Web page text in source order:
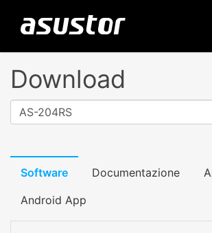
Download
AS-204RS
Software Documentazione
Android App